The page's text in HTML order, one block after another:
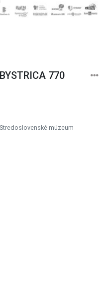
770
múzeum